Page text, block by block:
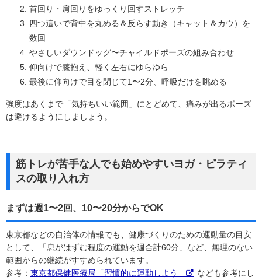
首回り・肩回りをゆっくり回すストレッチ
四つ這いで背中を丸める＆反らす動き（キャット＆カウ）を
数回
やさしいダウンドッグ〜チャイルドポーズの組み合わせ
仰向けで膝抱え、軽く左右にゆらゆら
最後に仰向けで目を閉じて1〜2分、呼吸だけを眺める
強度はあくまで「気持ちいい範囲」にとどめて、痛みが出るポーズ
は避けるようにしましょう。
筋トレが苦手な人でも始めやすいヨガ・ピラティ
スの取り入れ方
まずは週1〜2回、10〜20分からでOK
東京都などの自治体の情報でも、健康づくりのための運動量の目安
として、「息がはずむ程度の運動を週合計60分」など、無理のない
範囲からの継続がすすめられています。
参考： 東京都保健医療局「習慣的に運動しよう」 なども参考にし